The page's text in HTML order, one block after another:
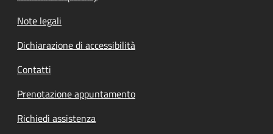
Note legali
Dichiarazione di accessibilità
Contatti
Prenotazione appuntamento
Richiedi assistenza